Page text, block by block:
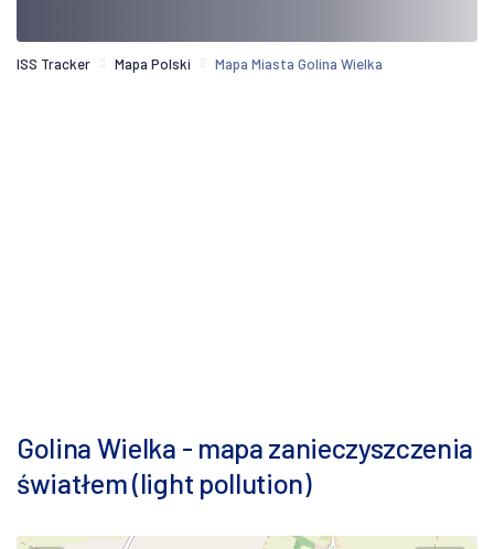
ISS Tracker Mapa Polski Mapa Miasta Golina Wielka
Golina Wielka - mapa zanieczyszczenia
światłem (light pollution)